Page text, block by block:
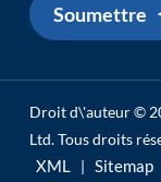
Soumettre
Droit d\'auteur ©
Ltd. Tous droits
XML | Sitemap